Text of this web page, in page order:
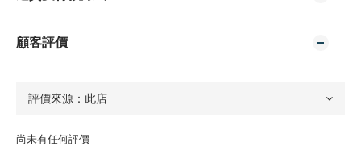
顧客評價
尚未有任何評價